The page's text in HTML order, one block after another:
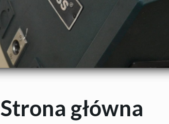
Strona główna